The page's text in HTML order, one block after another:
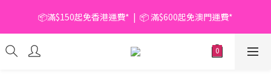
📦滿$150起免香港運費*  |  📦 滿$600起免澳門運費*
📦滿$150起免香港運費*  |  📦 滿$600起免澳門運費*
🥫 罐頭優惠 | 任選* 6件 即減 $6 |  任選* 24件 即減 $30 🥫 (按此了
解更多)